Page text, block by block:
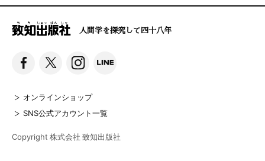
人間学を探究して四十八年
オンラインショップ
SNS公式アカウント一覧
Copyright 株式会社 致知出版社